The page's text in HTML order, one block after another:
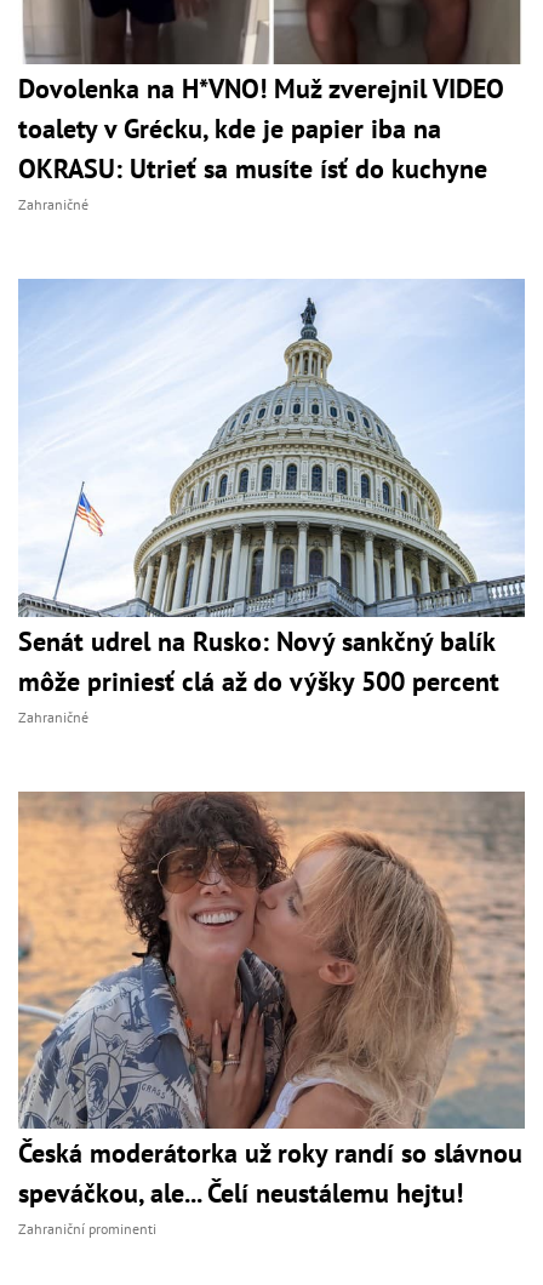
Dovolenka na H*VNO! Muž zverejnil VIDEO
toalety v Grécku, kde je papier iba na
OKRASU: Utrieť sa musíte ísť do kuchyne
Zahraničné
Senát udrel na Rusko: Nový sankčný balík
môže priniesť clá až do výšky 500 percent
Zahraničné
Česká moderátorka už roky randí so slávnou
speváčkou, ale... Čelí neustálemu hejtu!
Zahraniční prominenti